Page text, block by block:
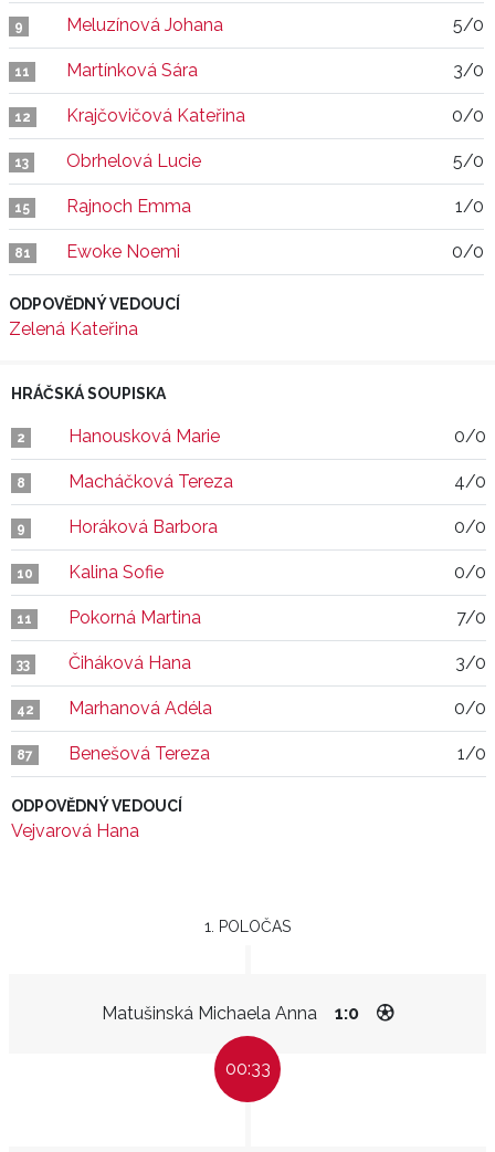
9 Meluzínová Johana 5/0
11 Martínková Sára 3/0
12 Krajčovičová Kateřina 0/0
13 Obrhelová Lucie 5/0
15 Rajnoch Emma 1/0
81 Ewoke Noemi 0/0
ODPOVĚDNÝ VEDOUCÍ
Zelená Kateřina
HRÁČSKÁ SOUPISKA
2 Hanousková Marie 0/0
8 Macháčková Tereza 4/0
9 Horáková Barbora 0/0
10 Kalina Sofie 0/0
11 Pokorná Martina 7/0
33 Čiháková Hana 3/0
42 Marhanová Adéla 0/0
87 Benešová Tereza 1/0
ODPOVĚDNÝ VEDOUCÍ
Vejvarová Hana
1. POLOČAS
Matušinská Michaela Anna 1:0
00:33